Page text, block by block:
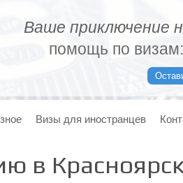
Ваше приключение
помощь по
Визы для иностранцев
в